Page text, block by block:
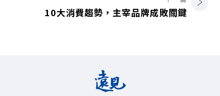
10大消費趨勢，主宰品牌成敗關鍵